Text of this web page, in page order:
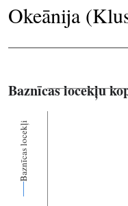
Okeānija
Baznīcas locekļu
Baznīcas locekļi